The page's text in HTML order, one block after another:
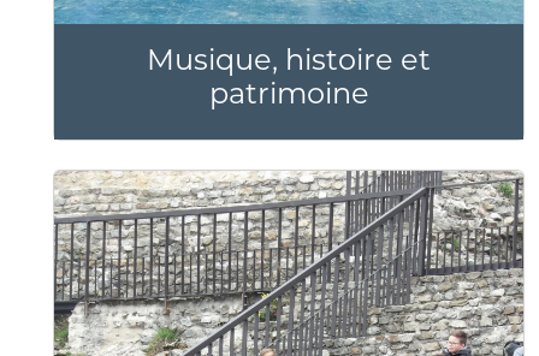
Musique, histoire et
patrimoine